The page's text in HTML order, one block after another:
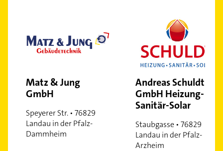
Matz & Jung
GmbH
Speyerer Str. • 76829
Landau in der Pfalz-
Dammheim
Andreas Schuldt
GmbH Heizung-
Sanitär-Solar
Staubgasse • 76829
Landau in der Pfalz-
Arzheim